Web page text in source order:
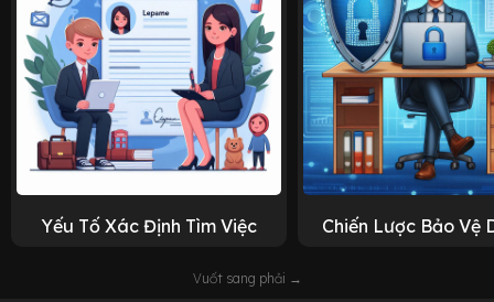
Yếu Tố Xác Định Tìm Việc Chiến Lược Bảo Vệ
Vuốt sang phải →